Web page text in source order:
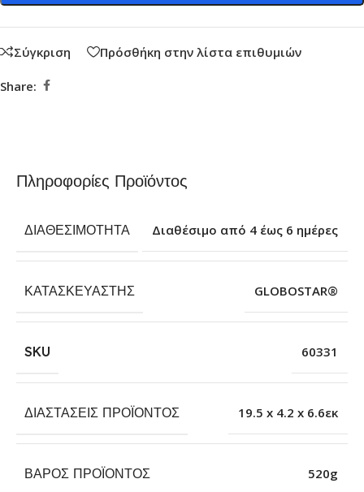
Σύγκριση Πρόσθήκη στην λίστα επιθυμιών
Share:
Πληροφορίες Προϊόντος
ΔΙΑΘΕΣΙΜΌΤΗΤΑ Διαθέσιμο από 4 έως 6 ημέρες
ΚΑΤΑΣΚΕΥΑΣΤΉΣ GLOBOSTAR®
SKU 60331
ΔΙΑΣΤΆΣΕΙΣ ΠΡΟΪΌΝΤΟΣ 19.5 x 4.2 x 6.6εκ
ΒΆΡΟΣ ΠΡΟΪΌΝΤΟΣ 520g